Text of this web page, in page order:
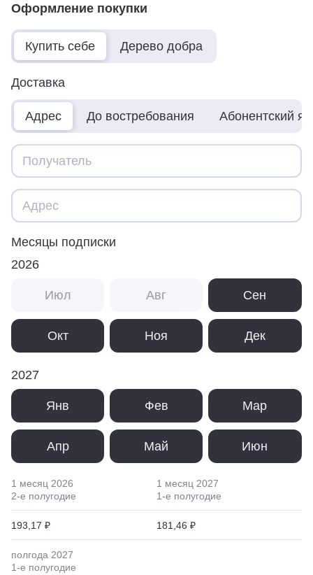
Оформление покупки
Купить себе Дерево добра
Доставка
Адрес До востребования Абонентский
Месяцы подписки
2026
Июл Авг Сен
Окт Ноя Дек
2027
Янв Фев Мар
Апр Май Июн
1 месяц 2026
2-е полугодие
193,17 ₽
1 месяц 2027
1-е полугодие
181,46 ₽
полгода 2027
1-е полугодие